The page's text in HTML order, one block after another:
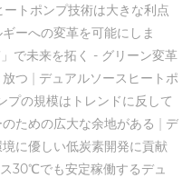
トポンプ技術は大きな利点
ーへの変革を可能にしま
で未来を拓く - グリーン変革
つ | デュアルソースヒートポ
プの規模はトレンドに反して
ための広大な余地がある | デ
に優しい低炭素開発に貢献
30℃でも安定稼働するデュ